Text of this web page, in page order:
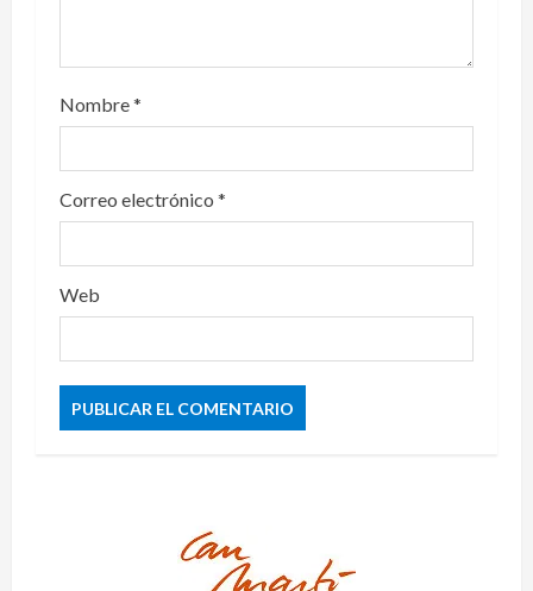
Nombre*
Correo electrónico *
Web